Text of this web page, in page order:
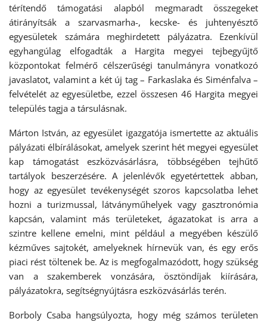
térítendő támogatási alapból megmaradt összegeket
átirányítsák a szarvasmarha-, kecske- és juhtenyésztő
egyesületek számára meghirdetett pályázatra. Ezenkívül
egyhangúlag elfogadták a Hargita megyei tejbegyűjtő
központokat felmérő célszerűségi tanulmányra vonatkozó
javaslatot, valamint a két új tag – Farkaslaka és Siménfalva –
felvételét az egyesületbe, ezzel összesen 46 Hargita megyei
település tagja a társulásnak.
Márton István, az egyesület igazgatója ismertette az aktuális
pályázati élbírálásokat, amelyek szerint hét megyei egyesület
kap támogatást eszközvásárlásra, többségében tejhűtő
tartályok beszerzésére. A jelenlévők egyetértettek abban,
hogy az egyesület tevékenységét szoros kapcsolatba lehet
hozni a turizmussal, látványműhelyek vagy gasztronómia
kapcsán, valamint más területeket, ágazatokat is arra a
szintre kellene emelni, mint például a megyében készülő
kézműves sajtokét, amelyeknek hírnevük van, és egy erős
piaci rést töltenek be. Az is megfogalmazódott, hogy szükség
van a szakemberek vonzására, ösztöndíjak kiírására,
pályázatokra, segítségnyújtásra eszközvásárlás terén.
Borboly Csaba hangsúlyozta, hogy még számos területen